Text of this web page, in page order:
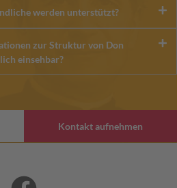
werden unterstützt?
zur Struktur von Don
einsehbar?
Kontakt aufnehmen